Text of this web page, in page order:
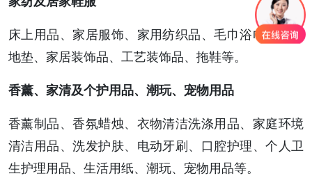
床上用品、家居服饰、家用纺织品、毛巾浴巾、地毯
地垫、家居装饰品、工艺装饰品、拖鞋等。
香薰、家清及个护用品、潮玩、宠物用品
香薰制品、香氛蜡烛、衣物清洁洗涤用品、家庭环境
清洁用品、洗发护肤、电动牙刷、口腔护理、个人卫
生护理用品、生活用纸、潮玩、宠物用品等。